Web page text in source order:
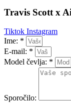
Travis Scott x
Tiktok Instagram
Ime: *
E-mail: *
Model čevlja: *
Sporočilo: